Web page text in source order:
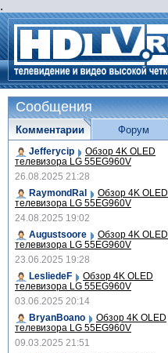
.
Сообщения
Комментарии
Jefferycip Обзор 4K OLED
телевизора LG 55EG960V
26.08.2025 21:28
RaymondRal
Обзор 4K OLED
телевизора LG 55EG960V
24.08.2025 19:02
Augustsoore
Обзор 4K OLED
телевизора LG 55EG960V
23.06.2025 19:28
LesliedeF
Обзор 4K OLED
телевизора LG 55EG960V
03.06.2025 20:14
BryanBoano
Обзор 4K OLED
телевизора LG 55EG960V
09.03.2025 21:51
Форум